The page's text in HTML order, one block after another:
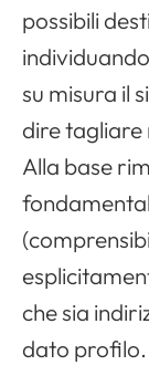
possibili
su misura il
dire
Alla base
che sia
dato